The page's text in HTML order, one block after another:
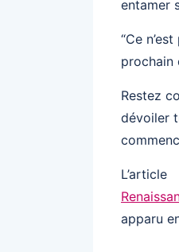
entamer
“Ce
prochain
Restez
dévoiler
L’article
apparu